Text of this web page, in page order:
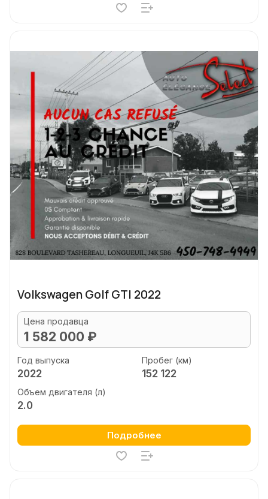
Volkswagen Golf GTI 2022
Цена продавца
1 582 000 ₽
Год выпуска
2022
Пробег (км)
152 122
Объем двигателя (л)
2.0
Подробнее